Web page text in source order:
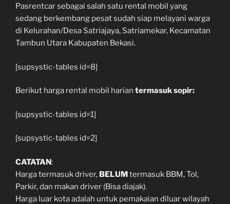
Pasrentcar sebagai salah satu rental mobil yang
sedang berkembang pesat sudah siap melayani warga
di Kelurahan/Desa Satriajaya, Satriamekar, Kecamatan
Tambun Utara Kabupaten Bekasi.
[supsystic-tables id=8]
Berikut harga rental mobil harian termasuk sopir:
[supsystic-tables id=1]
[supsystic-tables id=2]
CATATAN:
Harga termasuk driver, BELUMtermasuk BBM, Tol,
Parkir, dan makan driver (Bisa diajak).
Harga luar kota adalah untuk pemakaian diluar wilayah